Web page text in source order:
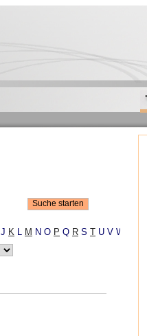
J K L M N O P Q R S T U V W